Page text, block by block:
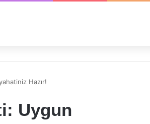
Hazır!
Uygun